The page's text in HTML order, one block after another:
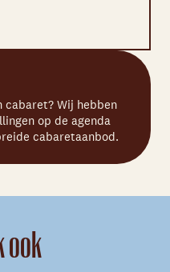
cabaret? Wij hebben
op de agenda
cabaretaanbod.
ook